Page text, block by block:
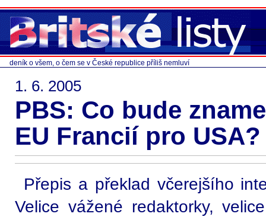
deník o všem, o čem se v České republice příliš nemluví
1. 6. 2005
PBS: Co bude
EU Francií pro USA?
Přepis a překlad včerejšího
Velice vážené redaktorky,